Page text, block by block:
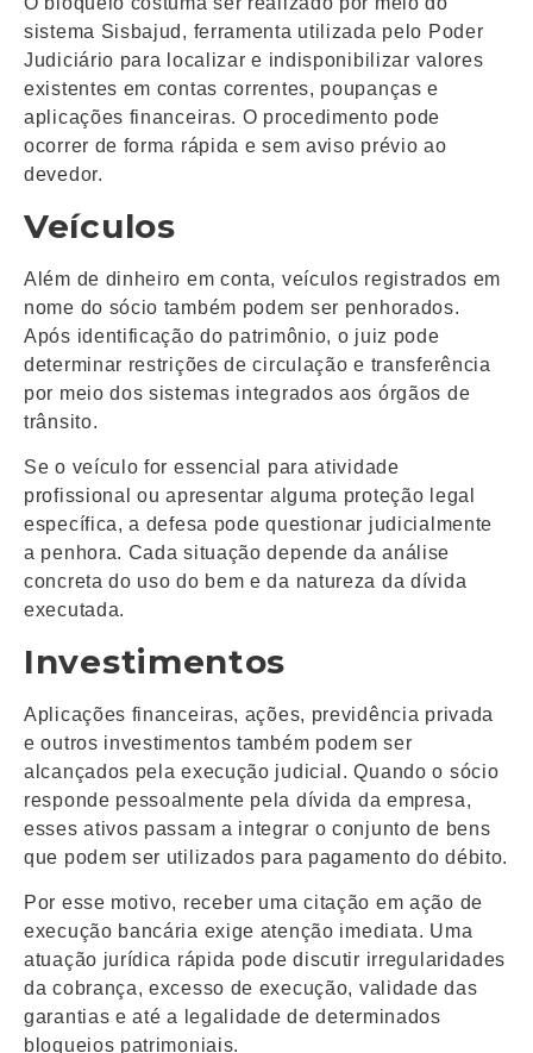
sistema Sisbajud, ferramenta utilizada pelo Poder
Judiciário para localizar e indisponibilizar valores
existentes em contas correntes, poupanças e
aplicações financeiras. O procedimento pode
ocorrer de forma rápida e sem aviso prévio ao
devedor.
Veículos
Além de dinheiro em conta, veículos registrados em
nome do sócio também podem ser penhorados.
Após identificação do patrimônio, o juiz pode
determinar restrições de circulação e transferência
por meio dos sistemas integrados aos órgãos de
trânsito.
Se o veículo for essencial para atividade
profissional ou apresentar alguma proteção legal
específica, a defesa pode questionar judicialmente
a penhora. Cada situação depende da análise
concreta do uso do bem e da natureza da dívida
executada.
Investimentos
Aplicações financeiras, ações, previdência privada
e outros investimentos também podem ser
alcançados pela execução judicial. Quando o sócio
responde pessoalmente pela dívida da empresa,
esses ativos passam a integrar o conjunto de bens
que podem ser utilizados para pagamento do débito.
Por esse motivo, receber uma citação em ação de
execução bancária exige atenção imediata. Uma
atuação jurídica rápida pode discutir irregularidades
da cobrança, excesso de execução, validade das
garantias e até a legalidade de determinados
bloqueios patrimoniais.